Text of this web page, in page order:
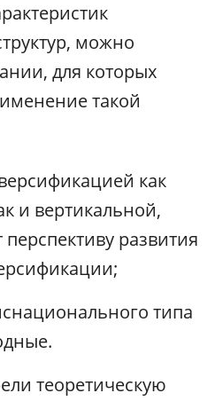
можно
для которых
такой
как
и вертикальной,
развития
типа
теоретическую